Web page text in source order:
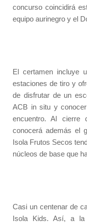
concurso coincidirá
equipo aurinegro y el
El certamen incluye
estaciones de tiro y
de disfrutar de un
ACB in situ y
encuentro. Al cierre
conocerá además el
Isola Frutos Secos
núcleos de base que
Casi un centenar de
Isola Kids. Así, a la